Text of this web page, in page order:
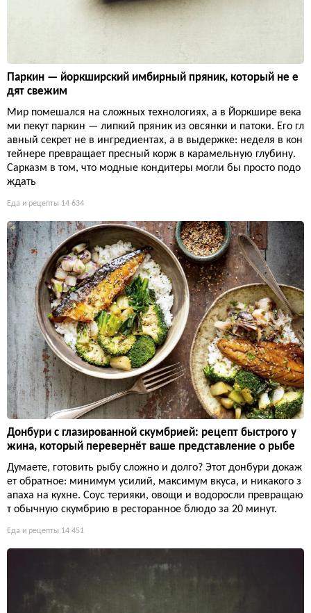
Паркин — йоркширский имбирный пряник, который не е
дят свежим
Мир помешался на сложных технологиях, а в Йоркшире века
ми пекут паркин — липкий пряник из овсянки и патоки. Его гл
авный секрет не в ингредиентах, а в выдержке: неделя в кон
тейнере превращает пресный корж в карамельную глубину.
Сарказм в том, что модные кондитеры могли бы просто подо
ждать
Еда и рецепты 14 634
Донбури с глазированной скумбрией: рецепт быстрого у
жина, который перевернёт ваше представление о рыбе
Думаете, готовить рыбу сложно и долго? Этот донбури докаж
ет обратное: минимум усилий, максимум вкуса, и никакого з
апаха на кухне. Соус терияки, овощи и водоросли превращаю
т обычную скумбрию в ресторанное блюдо за 20 минут.
Еда и рецепты 14 451